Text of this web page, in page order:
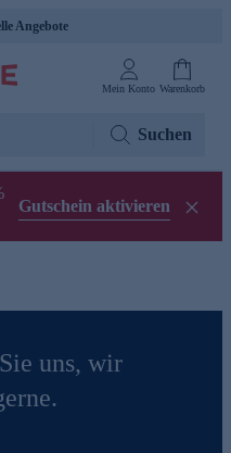
Angebote
Mein Konto Warenkorb
Suchen
Gutschein aktivieren
uns, wir